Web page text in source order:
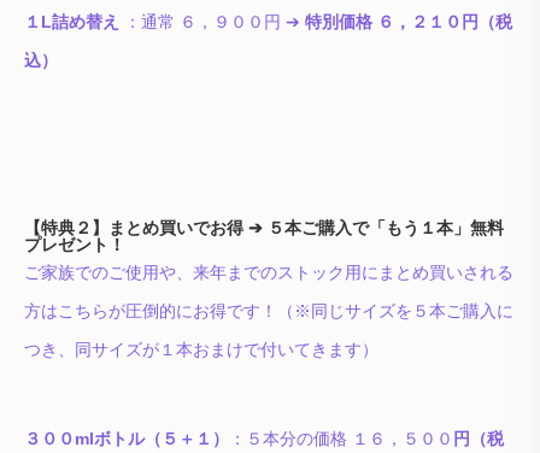
１L詰め替え ：通常 ６，９００円 ➔ 特別価格 ６，２１０円（税
込）
【特典２】まとめ買いでお得 ➔ ５本ご購入で「もう１本」無料
プレゼント！
ご家族でのご使用や、来年までのストック用にまとめ買いされる
方はこちらが圧倒的にお得です！（※同じサイズを５本ご購入に
つき、同サイズが１本おまけで付いてきます）
３００mlボトル（５＋１） ：５本分の価格 １６，５００ 円（税